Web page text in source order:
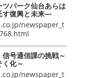
パーク仙台あらは
す復興と未来―
newspaper_t
号通信課の挑戦～
化～
newspaper_t